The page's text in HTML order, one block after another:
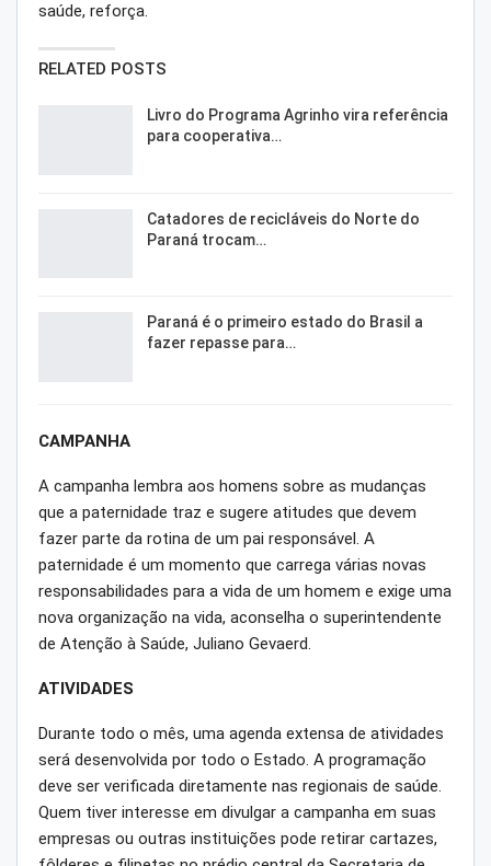
saúde, reforça.
RELATED POSTS
Livro do Programa Agrinho vira referência
para cooperativa…
Catadores de recicláveis do Norte do
Paraná trocam…
Paraná é o primeiro estado do Brasil a
fazer repasse para…
CAMPANHA
A campanha lembra aos homens sobre as mudanças
que a paternidade traz e sugere atitudes que devem
fazer parte da rotina de um pai responsável. A
paternidade é um momento que carrega várias novas
responsabilidades para a vida de um homem e exige uma
nova organização na vida, aconselha o superintendente
de Atenção à Saúde, Juliano Gevaerd.
ATIVIDADES
Durante todo o mês, uma agenda extensa de atividades
será desenvolvida por todo o Estado. A programação
deve ser verificada diretamente nas regionais de saúde.
Quem tiver interesse em divulgar a campanha em suas
empresas ou outras instituições pode retirar cartazes,